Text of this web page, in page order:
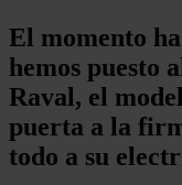
El momento
hemos puesto
Raval, el
puerta a la
todo a su